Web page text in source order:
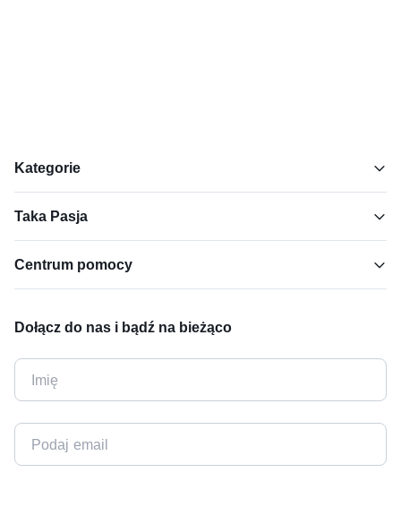
Kategorie
Taka Pasja
Centrum pomocy
Dołącz do nas i bądź na bieżąco